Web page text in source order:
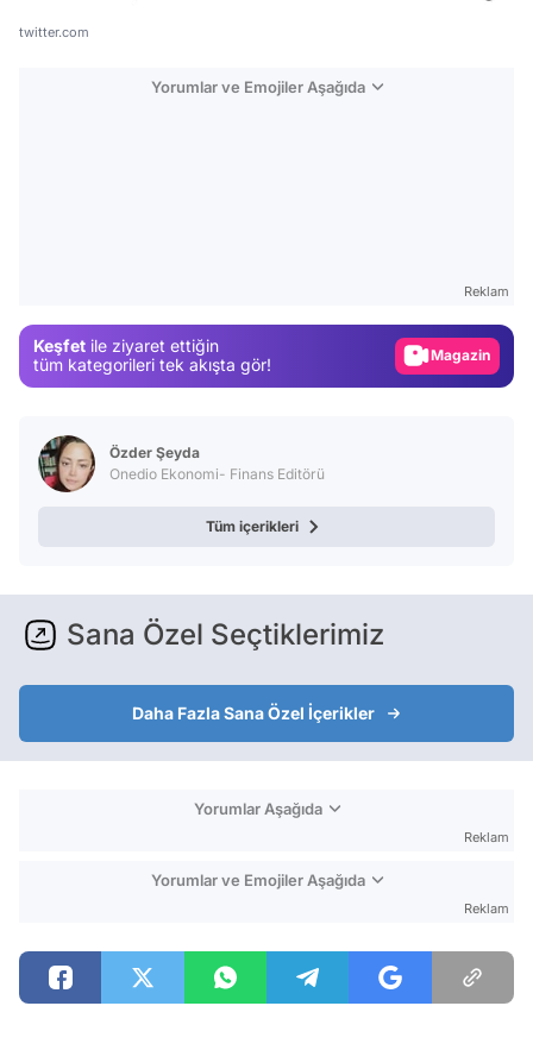
twitter.com
Yorumlar ve Emojiler Aşağıda
Reklam
Keşfet ile ziyaret ettiğin
tüm kategorileri tek akışta gör!
Magazin
Video
Özder Şeyda
Onedio Ekonomi- Finans Editörü
Tüm içerikleri
Sana Özel Seçtiklerimiz
Daha Fazla Sana Özel İçerikler
Yorumlar Aşağıda
Reklam
Yorumlar ve Emojiler Aşağıda
Reklam